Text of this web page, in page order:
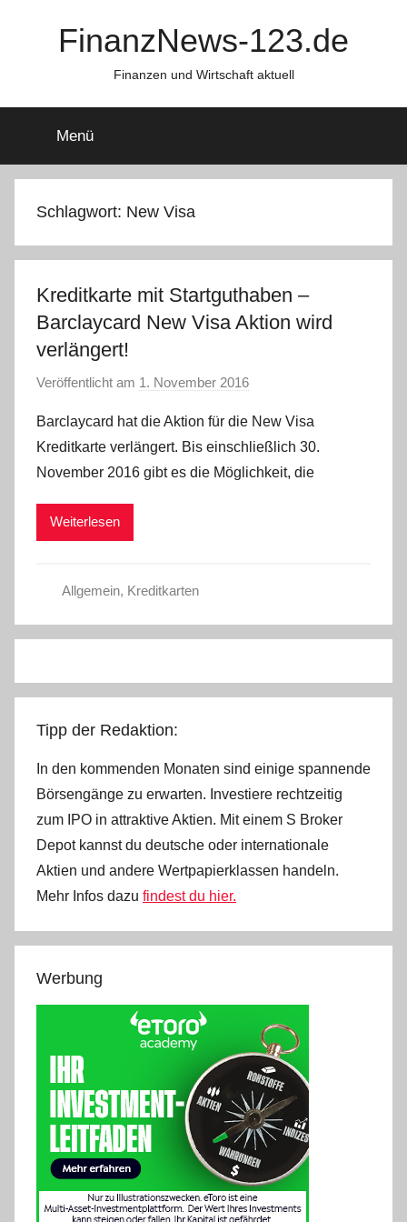
FinanzNews-123.de
Finanzen und Wirtschaft aktuell
Menü
Schlagwort: New Visa
Kreditkarte mit Startguthaben –
Barclaycard New Visa Aktion wird
verlängert!
Veröffentlicht am 1. November 2016
n
C
W
Barclaycard hat die Aktion für die New Visa
Kreditkarte verlängert. Bis einschließlich 30.
November 2016 gibt es die Möglichkeit, die
Weiterlesen
Allgemein, Kreditkarten
Tipp der Redaktion:
In den kommenden Monaten sind einige spannende
Börsengänge zu erwarten. Investiere rechtzeitig
zum IPO in attraktive Aktien. Mit einem S Broker
Depot kannst du deutsche oder internationale
Aktien und andere Wertpapierklassen handeln.
Mehr Infos dazu findest du hier.
Werbung